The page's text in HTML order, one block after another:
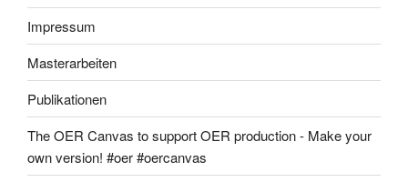
Impressum
Masterarbeiten
Publikationen
The OER Canvas to support OER production - Make your
own version! #oer #oercanvas